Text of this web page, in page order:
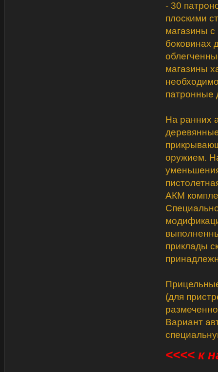
- 30
плоскими
магазины
боковинах
магазины
патронные
На ранних
оружием.
АКМ
приклады
(для
Вариант
<<<< к